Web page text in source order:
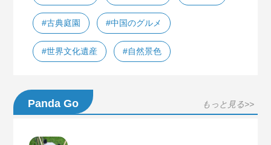
#古典庭園 #中国のグルメ
#世界文化遺産 #自然景色
Panda Go もっと見る>>